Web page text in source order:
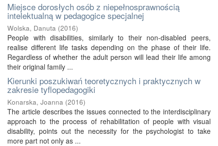
Miejsce dorosłych osób z niepełnosprawnością
intelektualną w pedagogice specjalnej
Wolska, Danuta (2016)
People with disabilities, similarly to their non-disabled peers,
realise different life tasks depending on the phase of their life.
Regardless of whether the adult person will lead their life among
their original family ...
Kierunki poszukiwań teoretycznych i praktycznych w
zakresie tyflopedagogiki
Konarska, Joanna (2016)
The article describes the issues connected to the interdisciplinary
approach to the process of rehabilitation of people with visual
disability, points out the necessity for the psychologist to take
more part not only as ...